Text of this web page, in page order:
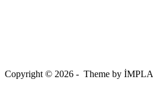
Copyright © 2026 - Theme by